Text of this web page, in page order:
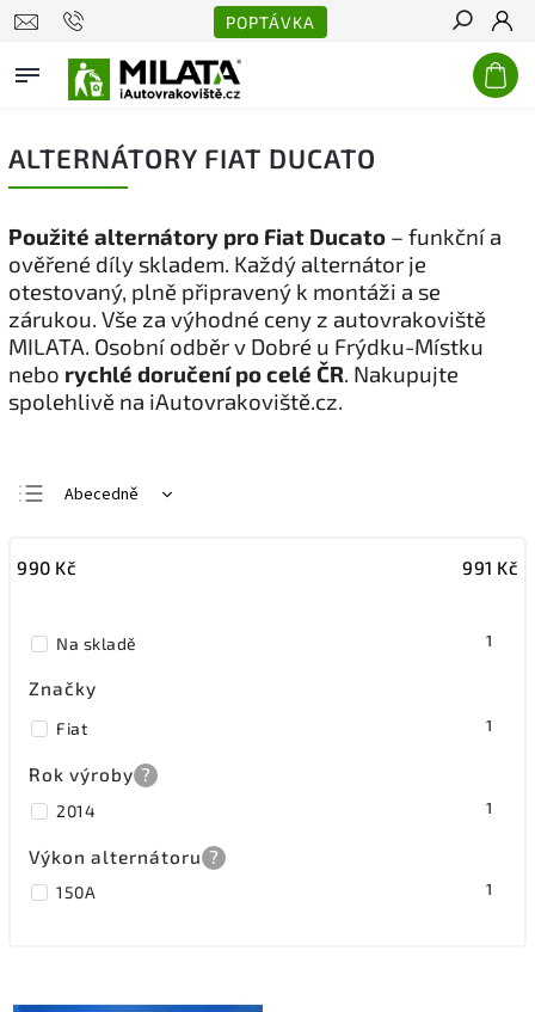
POPTÁVKA
Hledat
ALTERNÁTORY FIAT DUCATO
Použité alternátory pro Fiat Ducato – funkční a
ověřené díly skladem. Každý alternátor je
otestovaný, plně připravený k montáži a se
zárukou. Vše za výhodné ceny z autovrakoviště
MILATA. Osobní odběr v Dobré u Frýdku-Místku
nebo rychlé doručení po celé ČR. Nakupujte
spolehlivě na iAutovrakoviště.cz.
Abecedně
Nejdražší
990 Kč 991 Kč
Na skladě 1
Značky
Fiat 1
Rok výroby ?
2014 1
Výkon alternátoru ?
150A 1